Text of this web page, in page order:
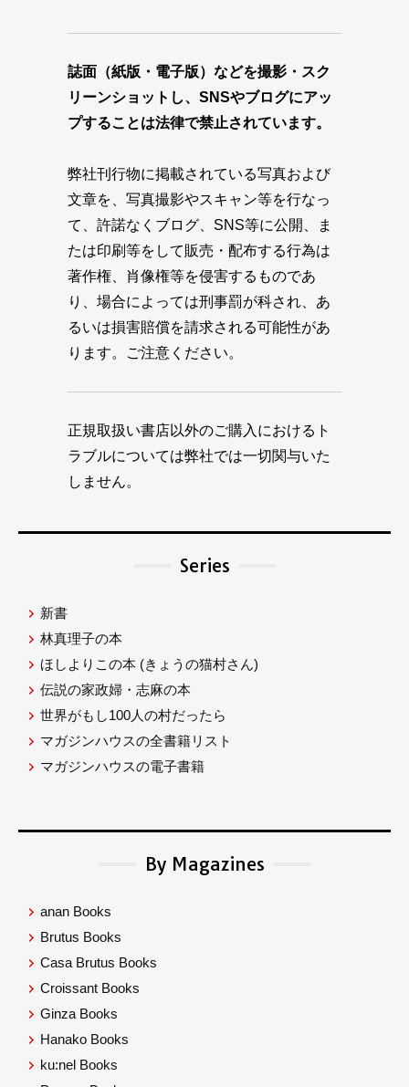
誌面（紙版・電子版）などを撮影・スク
リーンショットし、SNSやブログにアッ
プすることは法律で禁止されています。
弊社刊行物に掲載されている写真および
文章を、写真撮影やスキャン等を行なっ
て、許諾なくブログ、SNS等に公開、ま
たは印刷等をして販売・配布する行為は
著作権、肖像権等を侵害するものであ
り、場合によっては刑事罰が科され、あ
るいは損害賠償を請求される可能性があ
ります。ご注意ください。
正規取扱い書店以外のご購入におけるト
ラブルについては弊社では一切関与いた
しません。
Series
新書
林真理子の本
ほしよりこの本 (きょうの猫村さん)
伝説の家政婦・志麻の本
世界がもし100人の村だったら
マガジンハウスの全書籍リスト
マガジンハウスの電子書籍
By Magazines
anan Books
Brutus Books
Casa Brutus Books
Croissant Books
Ginza Books
Hanako Books
ku:nel Books